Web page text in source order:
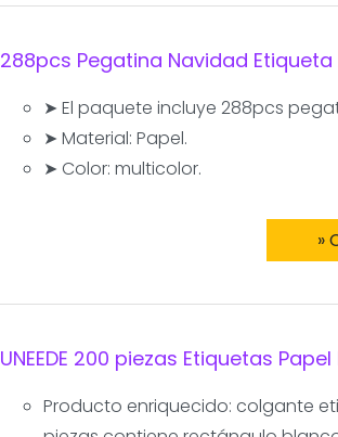
288pcs Pegatina Navidad
➤ El paquete incluye 288pcs
➤ Material: Papel.
➤ Color: multicolor.
»
UNEEDE 200 piezas Etiquetas
Producto enriquecido: colgante